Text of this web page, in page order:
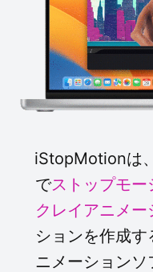
iStopMotionは
でストップモー
クレイアニメー
ションを作成
ニメーションソ